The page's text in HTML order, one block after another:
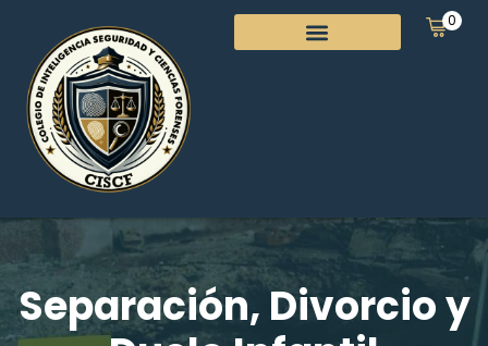
0
Separación, Divorcio y